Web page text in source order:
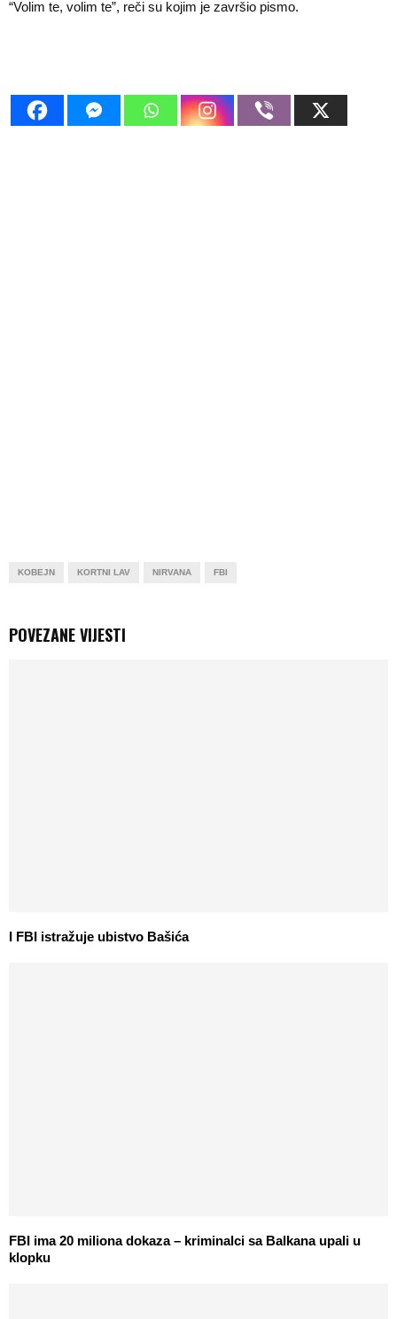
“Volim te, volim te”, reči su kojim je završio pismo.
KOBEJN KORTNI LAV NIRVANA FBI
POVEZANE VIJESTI
I FBI istražuje ubistvo Bašića
FBI ima 20 miliona dokaza – kriminalci sa Balkana upali u
klopku